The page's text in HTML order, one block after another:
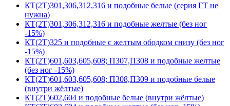
КТ(2Т)301,306,312,316 и подобные белые (серия ГТ не
нужна)
КТ(2Т)301,306,312,316 и подобные желтые (без ног
-15%)
КТ(2Т)325 и подобные с желтым ободком снизу (без ног
-15%)
КТ(2Т)601,603,605,608; П307,П308 и подобные желтые
(без ног -15%)
КТ(2Т)601,603,605,608; П308,П309 и подобные белые
(внутри жёлтые)
КТ(2Т)602,604 и подобные белые (внутри жёлтые)